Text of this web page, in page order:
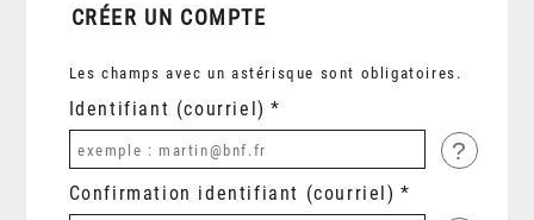
CRÉER UN COMPTE
Les champs avec un astérisque sont obligatoires.
Identifiant (courriel)
?
Confirmation identifiant (courriel)